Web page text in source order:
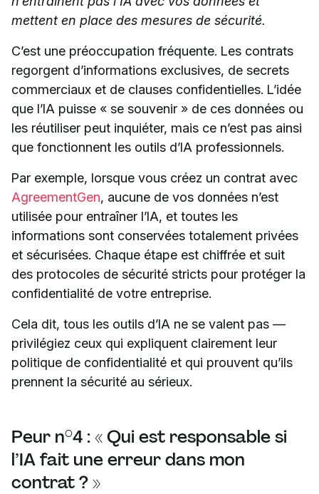
mettent en place des mesures de sécurité.
C’est une préoccupation fréquente. Les contrats
regorgent d’informations exclusives, de secrets
commerciaux et de clauses confidentielles. L’idée
que l’IA puisse « se souvenir » de ces données ou
les réutiliser peut inquiéter, mais ce n’est pas ainsi
que fonctionnent les outils d’IA professionnels.
Par exemple, lorsque vous créez un contrat avec
AgreementGen, aucune de vos données n’est
utilisée pour entraîner l’IA, et toutes les
informations sont conservées totalement privées
et sécurisées. Chaque étape est chiffrée et suit
des protocoles de sécurité stricts pour protéger la
confidentialité de votre entreprise.
Cela dit, tous les outils d’IA ne se valent pas —
privilégiez ceux qui expliquent clairement leur
politique de confidentialité et qui prouvent qu’ils
prennent la sécurité au sérieux.
Peur n°4 : « Qui est responsable si
l’IA fait une erreur dans mon
contrat ? »